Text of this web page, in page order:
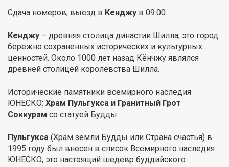
Сдача номеров, выезд в Кенджу в 09:00.
Кенджу – древняя столица династии Шилла, это город
бережно сохраненных исторических и культурных
ценностей. Около 1000 лет назад Кёнчжу являлся
древней столицей королевства Шилла.
Исторические памятники всемирного наследия
ЮНЕСКО: Храм Пульгукса и Гранитный Грот
Соккурам со статуей Будды.
Пульгукса (Храм земли Будды или Страна счастья) в
1995 году был внесен в список Всемирного наследия
ЮНЕСКО, это настоящий шедевр буддийского